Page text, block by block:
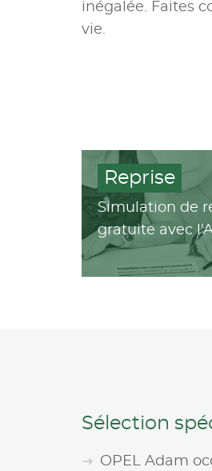
inégalée. Faites
vie.
Reprise
Simulation de
gratuite avec
Sélection
OPEL Adam